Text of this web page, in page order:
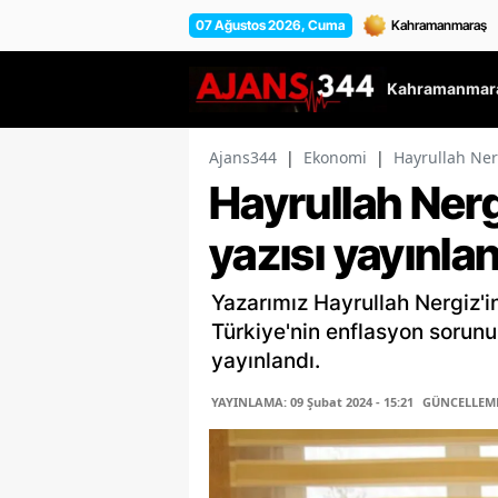
07 Ağustos 2026, Cuma
Ajans344 | Ekonomi | Hayrullah
Hayrullah
yazısı
Yazarımız Hayrullah
Türkiye'nin enflasyon
yayınlandı.
YAYINLAMA: 09 Şubat 2024 - 15:21